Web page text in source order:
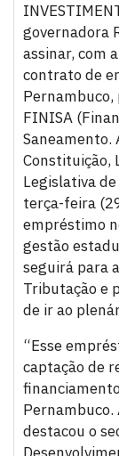
governadora
assinar, com
contrato de
FINISA
Saneamento.
Constituição,
Legislativa
terça-feira
empréstimo
gestão
seguirá para
Tributação e
de ir ao
“Esse
captação de
Pernambuco.
destacou o